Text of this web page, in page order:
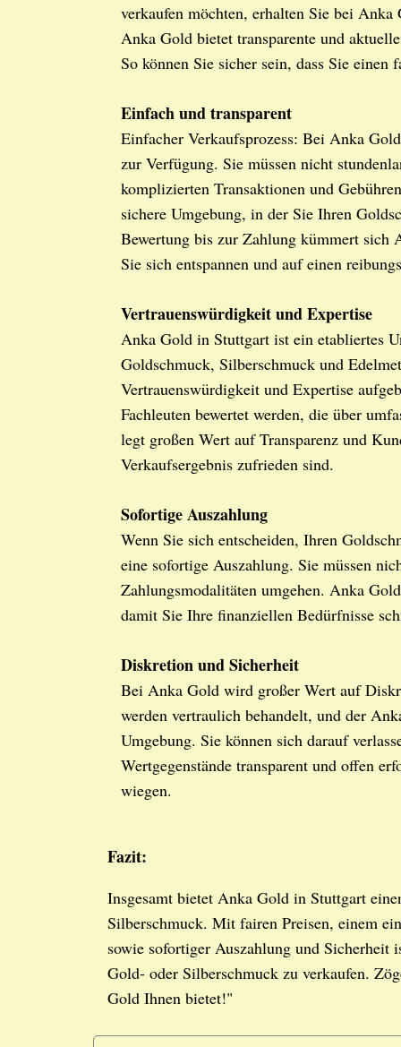
verkaufen möchten, erhalten Sie bei
Anka Gold bietet transparente und
So können Sie sicher sein, dass Sie
Einfach und transparent
Einfacher Verkaufsprozess: Bei Anka
zur Verfügung. Sie müssen nicht
komplizierten Transaktionen und
sichere Umgebung, in der Sie Ihren
Bewertung bis zur Zahlung kümmert sich
Sie sich entspannen und auf einen
Vertrauenswürdigkeit und Expertise
Anka Gold in Stuttgart ist ein etabliertes
Goldschmuck, Silberschmuck und
Vertrauenswürdigkeit und Expertise
Fachleuten bewertet werden, die über
legt großen Wert auf Transparenz und
Verkaufsergebnis zufrieden sind.
Sofortige Auszahlung
Wenn Sie sich entscheiden, Ihren
eine sofortige Auszahlung. Sie müssen
Zahlungsmodalitäten umgehen. Anka
damit Sie Ihre finanziellen Bedürfnisse
Diskretion und Sicherheit
Bei Anka Gold wird großer Wert auf
werden vertraulich behandelt, und der
Umgebung. Sie können sich darauf
Wertgegenstände transparent und offen
wiegen.
Fazit:
Insgesamt bietet Anka Gold in Stuttgart
Silberschmuck. Mit fairen Preisen, einem
sowie sofortiger Auszahlung und
Gold- oder Silberschmuck zu verkaufen.
Gold Ihnen bietet!"